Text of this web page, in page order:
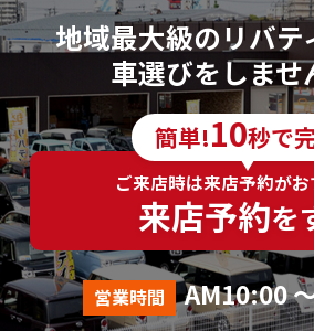
地域最大級のリバテ
車選びをしませ
簡単!10秒で
ご来店時は来店予約がお
来店予約を
営業時間 AM10:00